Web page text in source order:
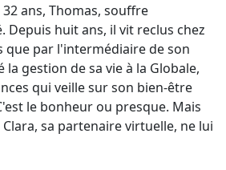
ans, Thomas, souffre
Depuis huit ans, il vit reclus chez
que par l'intermédiaire de son
gestion de sa vie à la Globale,
qui veille sur son bien-être
le bonheur ou presque. Mais
sa partenaire virtuelle, ne lui